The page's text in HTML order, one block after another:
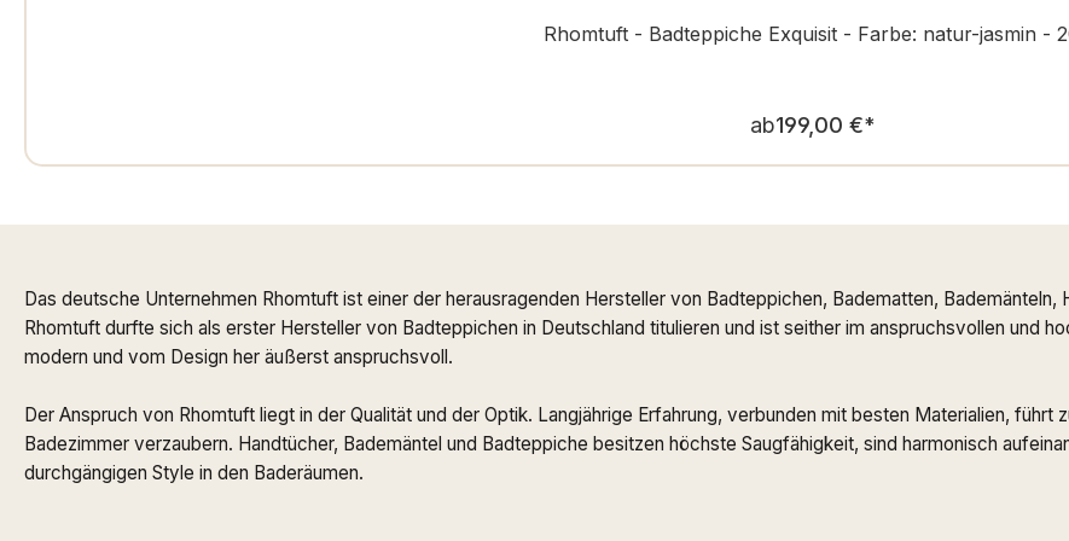
Rhomtuft - Badteppiche Exquisit - Farbe: natur-jasmin -
Regulärer Preis:
ab199,00 €*
Das deutsche Unternehmen Rhomtuft ist einer der herausragenden Hersteller von Badteppichen, Badematten,
Rhomtuft durfte sich als erster Hersteller von Badteppichen in Deutschland titulieren und ist seither im anspruchsvollen und
modern und vom Design her äußerst anspruchsvoll.
Der Anspruch von Rhomtuft liegt in der Qualität und der Optik. Langjährige Erfahrung, verbunden mit besten Materialien, führt
Badezimmer verzaubern. Handtücher, Bademäntel und Badteppiche besitzen höchste Saugfähigkeit, sind harmonisch
durchgängigen Style in den Baderäumen.